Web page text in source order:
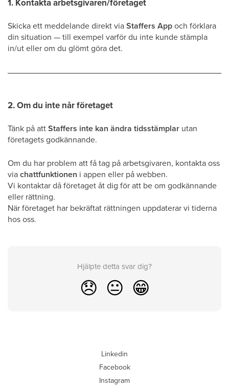
1. Kontakta arbetsgivaren/företaget
Skicka ett meddelande direkt viaStaffers Appoch förklara
din situation — till exempel varför du inte kunde stämpla
in/ut eller om du glömt göra det.
2. Om du inte når företaget
Tänk på attStaffers inte kan ändra tidsstämplar utan
företagets godkännande.
Om du har problem att få tag på arbetsgivaren, kontakta oss
viachattfunktionen i appen eller på webben.
Vi kontaktar då företaget åt dig för att be om godkännande
eller rättning.
När företaget har bekräftat rättningen uppdaterar vi tiderna
hos oss.
Hjälpte detta svar dig?
😞 😐 😁
Linkedin
Facebook
Instagram